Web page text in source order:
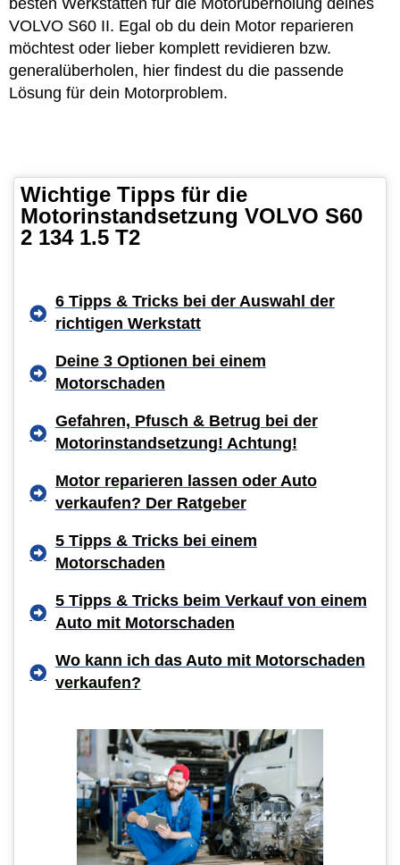
besten Werkstätten für die Motorüberholung deines
VOLVO S60 II. Egal ob du dein Motor reparieren
möchtest oder lieber komplett revidieren bzw.
generalüberholen, hier findest du die passende
Lösung für dein Motorproblem.
Wichtige Tipps für die
Motorinstandsetzung VOLVO S60
2 134 1.5 T2
6 Tipps & Tricks bei der Auswahl der
richtigen Werkstatt
Deine 3 Optionen bei einem
Motorschaden
Gefahren, Pfusch & Betrug bei der
Motorinstandsetzung! Achtung!
Motor reparieren lassen oder Auto
verkaufen? Der Ratgeber
5 Tipps & Tricks bei einem
Motorschaden
5 Tipps & Tricks beim Verkauf von einem
Auto mit Motorschaden
Wo kann ich das Auto mit Motorschaden
verkaufen?